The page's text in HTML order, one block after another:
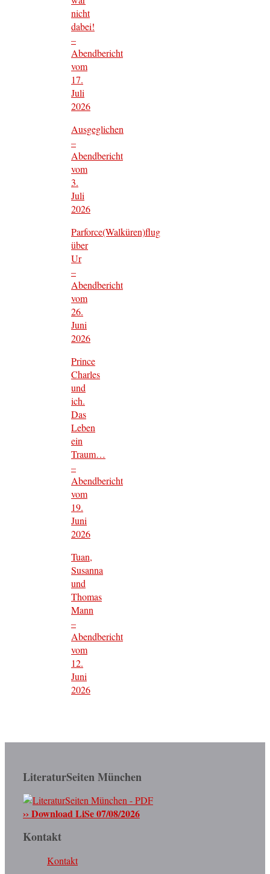
nicht
dabei!
–
Abendbericht
vom
17.
Juli
2026
Ausgeglichen
–
Abendbericht
vom
3.
Juli
2026
Parforce(Walküren)flug
über
Ur
–
Abendbericht
vom
26.
Juni
2026
Prince
Charles
und
ich.
Das
Leben
ein
Traum…
–
Abendbericht
vom
19.
Juni
2026
Tuan,
Susanna
und
Thomas
Mann
–
Abendbericht
vom
12.
Juni
2026
LiteraturSeiten München
›› Download LiSe 07/08/2026
Kontakt
Kontakt